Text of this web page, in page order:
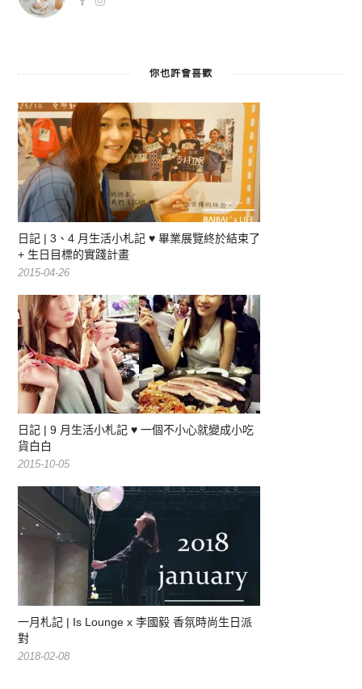
你也許會喜歡
日記 | 3、4 月生活小札記 ♥ 畢業展覽終於結束了
+ 生日目標的實踐計畫
2015-04-26
日記 | 9 月生活小札記 ♥ 一個不小心就變成小吃
貨白白
2015-10-05
一月札記 | Is Lounge x 李國毅 香氛時尚生日派
對
2018-02-08